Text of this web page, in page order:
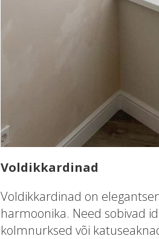
Voldikkardinad
Voldikkardinad on
harmoonika. Need sobivad
kolmnurksed või